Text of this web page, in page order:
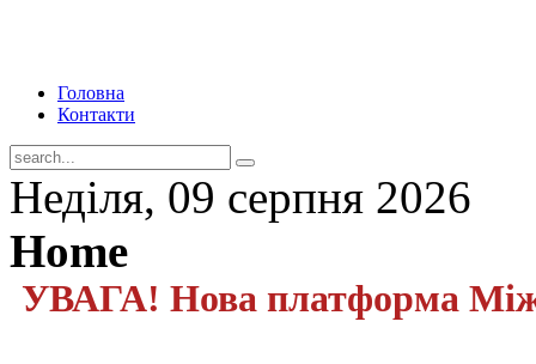
Головна
Контакти
Неділя, 09 серпня 2026
Home
УВАГА! Нова платформа